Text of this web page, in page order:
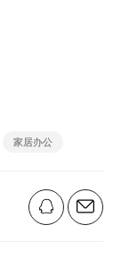
家居办公